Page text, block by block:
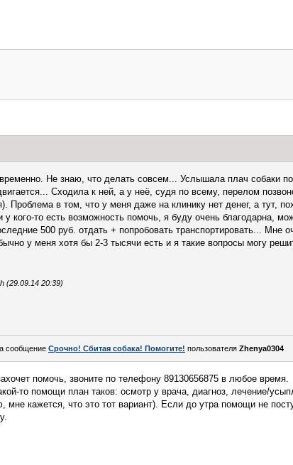
Не знаю, что делать совсем... Услышала плач собаки
Сходила к ней, а у неё, судя по всему, перелом
Проблема в том, что у меня даже на клинику нет денег, а тут,
кого-то есть возможность помочь, я буду очень благодарна,
500 руб. отдать + попробовать транспортировать... Мне
у меня хотя бы 2-3 тысячи есть и я такие вопросы могу
(29.09.14 20:39)
сообщение Срочно! Сбитая собака! Помогите! пользователя Zhenya0304
помочь, звоните по телефону 89130656875 в любое время.
то помощи план таков: осмотр у врача, диагноз, лечение/
мне кажется, что это тот вариант). Если до утра помощи не